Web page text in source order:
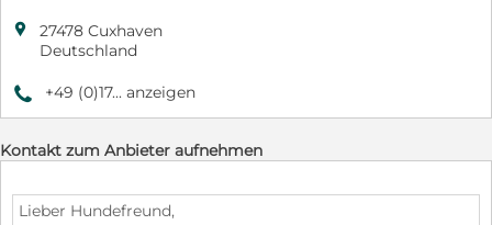

27478 Cuxhaven
Deutschland
9 +49 (0)17... anzeigen
Kontakt zum Anbieter aufnehmen